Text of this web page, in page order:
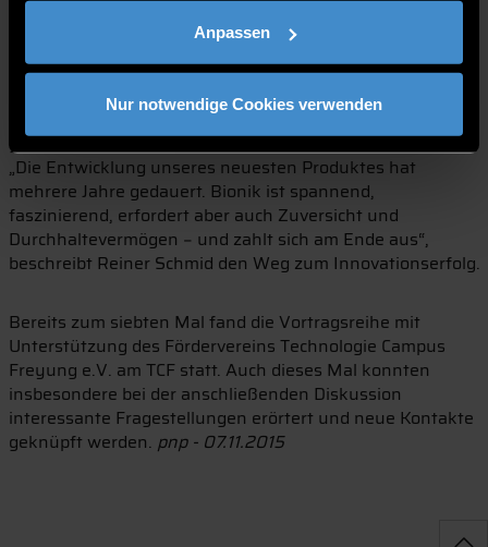
Anpassen
Nur notwendige Cookies verwenden
Körperoberfläche sammeln und gezielt zu seinem Mund
leiten. Dies wird durch besondere Eigenschaften der
Oberfläche erreicht, die Wasser mal anzieht und mal
abstößt. Dieses Prinzip wurde für Fassaden übertragen
und nun leiten diese beschichteten Fassaden Wasser
gezielt ab. Die Fassade trocknet sich dadurch von selbst.
„Die Entwicklung unseres neuesten Produktes hat
mehrere Jahre gedauert. Bionik ist spannend,
faszinierend, erfordert aber auch Zuversicht und
Durchhaltevermögen − und zahlt sich am Ende aus“,
beschreibt Reiner Schmid den Weg zum Innovationserfolg.
Bereits zum siebten Mal fand die Vortragsreihe mit
Unterstützung des Fördervereins Technologie Campus
Freyung e.V. am TCF statt. Auch dieses Mal konnten
insbesondere bei der anschließenden Diskussion
interessante Fragestellungen erörtert und neue Kontakte
geknüpft werden. pnp - 07.11.2015